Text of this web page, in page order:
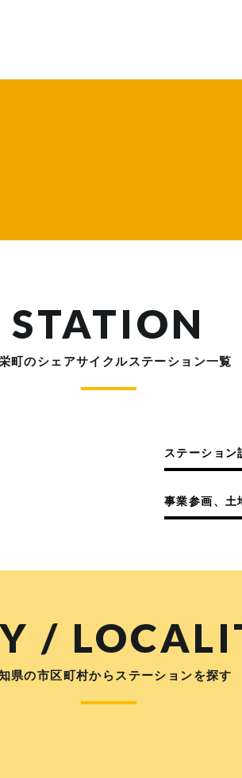
STATION
町のシェアサイクルステーション一覧
ステーション
事業参画、土
/
県の市区町村からステーションを探す